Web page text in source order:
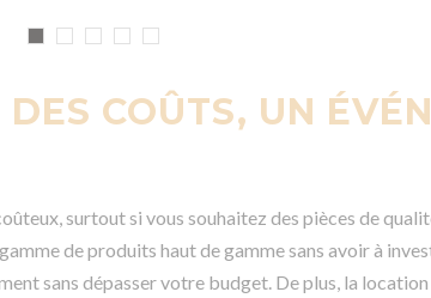
COÛTS, UN
surtout si vous souhaitez des pièces de
de produits haut de gamme sans avoir à
sans dépasser votre budget. De plus, la